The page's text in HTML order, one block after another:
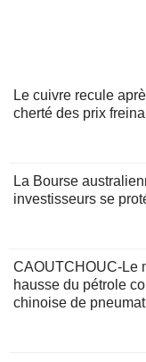
Le cuivre recule
cherté des prix
La Bourse
investisseurs se
CAOUTCHOUC-Le
hausse du pétrole
chinoise de